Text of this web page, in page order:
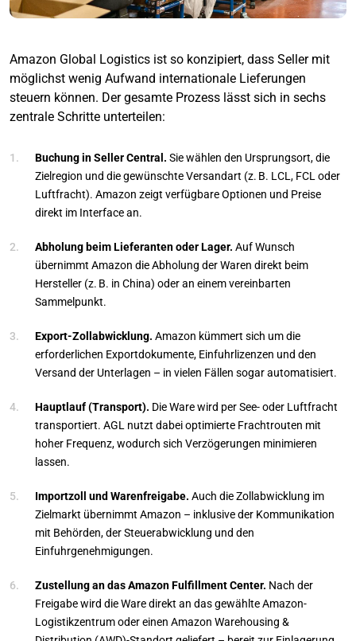
Amazon Global Logistics ist so konzipiert, dass Seller mit
möglichst wenig Aufwand internationale Lieferungen
steuern können. Der gesamte Prozess lässt sich in sechs
zentrale Schritte unterteilen:
Buchung in Seller Central. Sie wählen den Ursprungsort, die
Zielregion und die gewünschte Versandart (z. B. LCL, FCL oder
Luftfracht). Amazon zeigt verfügbare Optionen und Preise
direkt im Interface an.
Abholung beim Lieferanten oder Lager. Auf Wunsch
übernimmt Amazon die Abholung der Waren direkt beim
Hersteller (z. B. in China) oder an einem vereinbarten
Sammelpunkt.
Export-Zollabwicklung. Amazon kümmert sich um die
erforderlichen Exportdokumente, Einfuhrlizenzen und den
Versand der Unterlagen – in vielen Fällen sogar automatisiert.
Hauptlauf (Transport). Die Ware wird per See- oder Luftfracht
transportiert. AGL nutzt dabei optimierte Frachtrouten mit
hoher Frequenz, wodurch sich Verzögerungen minimieren
lassen.
Importzoll und Warenfreigabe. Auch die Zollabwicklung im
Zielmarkt übernimmt Amazon – inklusive der Kommunikation
mit Behörden, der Steuerabwicklung und den
Einfuhrgenehmigungen.
Zustellung an das Amazon Fulfillment Center. Nach der
Freigabe wird die Ware direkt an das gewählte Amazon-
Logistikzentrum oder einen Amazon Warehousing &